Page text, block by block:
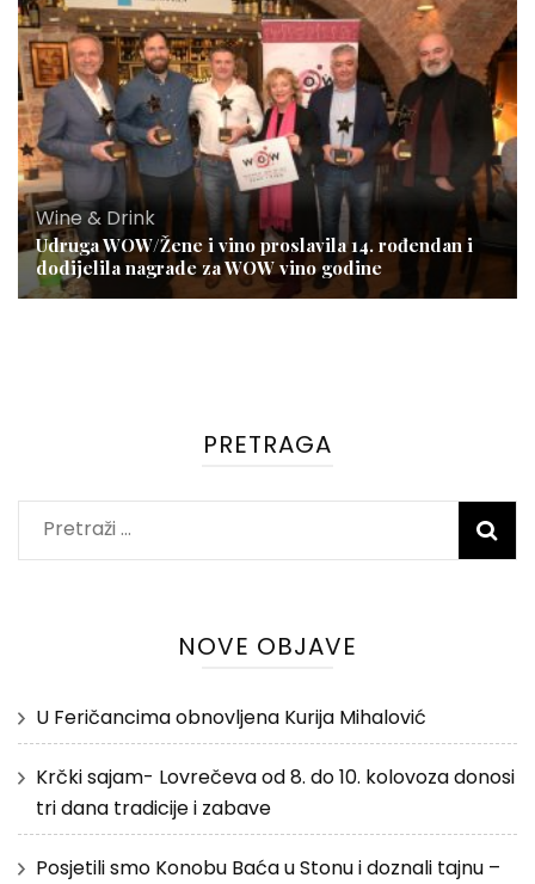
Wine & Drink
Udruga WOW/Žene i vino proslavila 14. rođendan i
dodijelila nagrade za WOW vino godine
PRETRAGA
Pretraži:
NOVE OBJAVE
U Feričancima obnovljena Kurija Mihalović
Krčki sajam- Lovrečeva od 8. do 10. kolovoza donosi
tri dana tradicije i zabave
Posjetili smo Konobu Baća u Stonu i doznali tajnu –